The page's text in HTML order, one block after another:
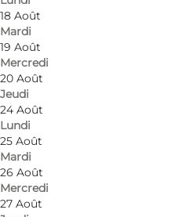
18 Août
Mardi
19 Août
Mercredi
20 Août
Jeudi
24 Août
Lundi
25 Août
Mardi
26 Août
Mercredi
27 Août
island's vegetables.
menu. Open: Mo-Th 10-
holidays and between
En savoir plus